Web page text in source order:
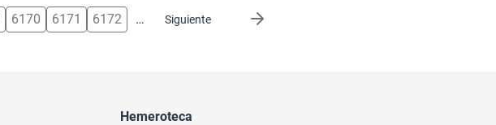
6170 6171 6172 … Siguiente
Siguiente página
Hemeroteca